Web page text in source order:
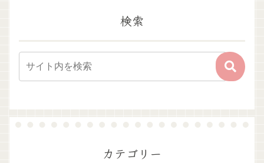
検索
カテゴリー